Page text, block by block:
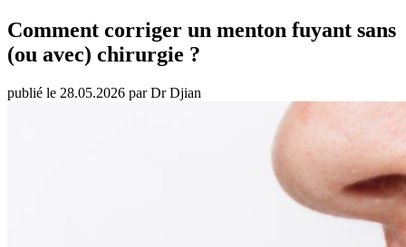
Comment corriger un menton fuyant sans
(ou avec) chirurgie ?
publié le 28.05.2026 par Dr Djian